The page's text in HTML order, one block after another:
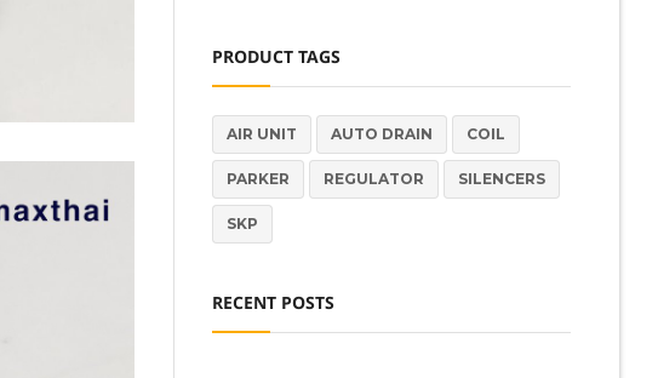
PRODUCT TAGS
AIR UNIT AUTO DRAIN COIL
PARKER REGULATOR SILENCERS
SKP
RECENT POSTS